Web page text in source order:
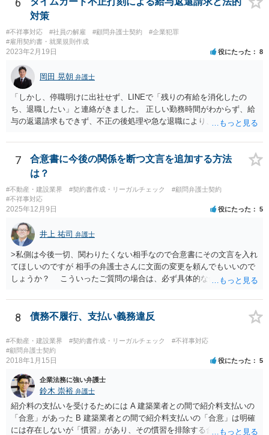
6
対策
#不祥事対応 #社員の解雇 #顧問弁護士契約
#企業犯罪
#雇用契約書・就業規則作成
2023年2月19日 役にたった 8
岡田 晃朝 弁護士
「しかし、停職明けに出社せず、LINEで「残りの有給を消化したの
ち、退職したい」と連絡がきました。 正しい勤務時間がわからず、給
与の返還請求もできず、不正の後処理や急な退職により、社や他のス
状況です。」 大変悪質ですね。打刻場所のデータと、これまでのタイ
ムカードの虚偽を確認し、突き付けて責任を問題にすることになるで
しょう。 詐欺もありうるでしょうね。 「正しい時間がわからないとい
うタイムカード不正打刻による返還請求はどのようにおこなえばよい
でしょうか？」 想定できる虚偽を前提に、相手と協議して詰めればよ
いかと思います。 確実な記録があれば、それによるのがよいですが、
弁護士と相談しながら、対応策を検討する方がよいでしょう。 また、
返還が難しい場合、損害賠償を請求する事はできますでしょうか？ 法
的には可能ですが、立証の問題があります。 協議でも問題にできそう
ですが、調停なども検討できるでしょう。 また、返還請求も損害賠償
請求もせず、「詐欺」として、警察に被害届を出す事は可能でしょう
上がります。 警察に相談されてもよい事案だとは思います。
7
合意書に今後の関係を断つ文言を追加する方法
は？
#不動産・建設業界 #契約書作成・リーガルチェック
#顧問弁護士契約
#不祥事対応
2025年12月9日 役にたった 5
井上 祐司 弁護士
>私側は今後一切、関わりたくない相手なので合意書にその文言を入れ
てほしいのですが 相手の弁護士さんに文面の変更を頼んでもいいので
しょうか？ こういったご質問の場合は、必ず具体的な合意書案をも
には、ご質問のような懸念を払しょくするために、 「甲及び乙は，本
示談書に記載するもののほか，甲と乙の間には何らの債権債務が存し
です。 以上に加え、「本件については，当事者協議の結果，上記示
談条件のとおり示談が成立したので，今後本件の上記示談内容に関し
てはどんな事情が生じても双方共裁判上又は裁判外においても一切異
議，請求の申立をしないことを誓約する。」という条項を入れること
がありますが、この条項は一つのプレッシャーのようなもので、現実
には今後一切裁判を起こす権利を放棄する、という合意はできません
し、予測できない後発的損害については示談後であっても請求できる
ので、上記の清算条項のみの場合がほとんどです。
8 債務不履行、支払い義務違反
#不動産・建設業界 #契約書作成・リーガルチェック
#不祥事対応
#顧問弁護士契約
2018年1月15日 役にたった 5
企業法務に強い弁護士
鈴木 崇裕 弁護士
紹介料の支払いを受けるためには A 建築業者との間で紹介料支払いの
「合意」があった B 建築業者との間で紹介料支払いの「合意」は明確
には存在しないが「慣習」があり、その慣習を排除する合意がない と